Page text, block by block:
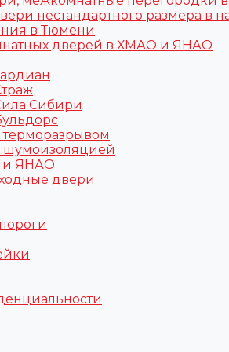
нестандартного размера в
в Тюмени
дверей в ХМАО и ЯНАО
Сибири
шумоизоляцией
и ЯНАО
двери